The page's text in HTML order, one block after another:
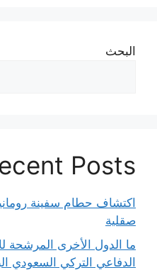
البحث
Posts
اكتشاف حطام سفينة
صقلية
ما الدول الأخرى المرشحة
الدفاعي التركي السعودي